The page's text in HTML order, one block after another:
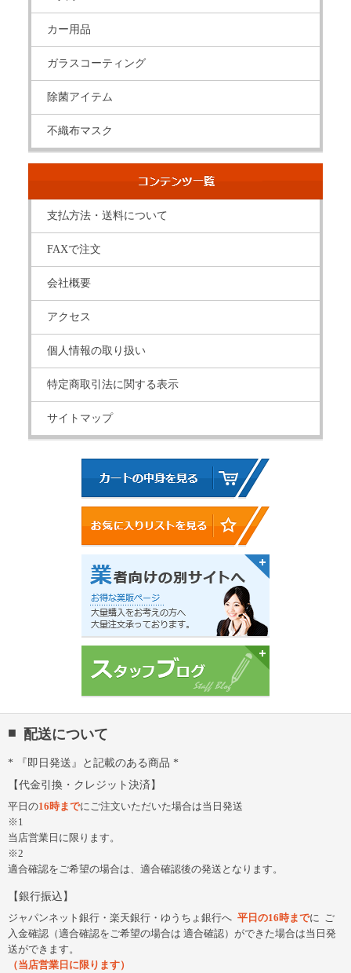
カー用品
ガラスコーティング
除菌アイテム
不織布マスク
支払方法・送料について
FAXで注文
会社概要
アクセス
個人情報の取り扱い
特定商取引法に関する表示
サイトマップ
配送について
『即日発送』と記載のある商品
代金引換・クレジット決済
平日の16時までにご注文いただいた場合は当日発送
※1
当店営業日に限ります。
※2
適合確認をご希望の場合は、適合確認後の発送となります。
銀行振込
ジャパンネット銀行・楽天銀行・ゆうちょ銀行へ 平日の16時までに
ご
入金確認（適合確認をご希望の場合は 適合確認）ができた場合は当日発
送ができます。
（当店営業日に限ります）